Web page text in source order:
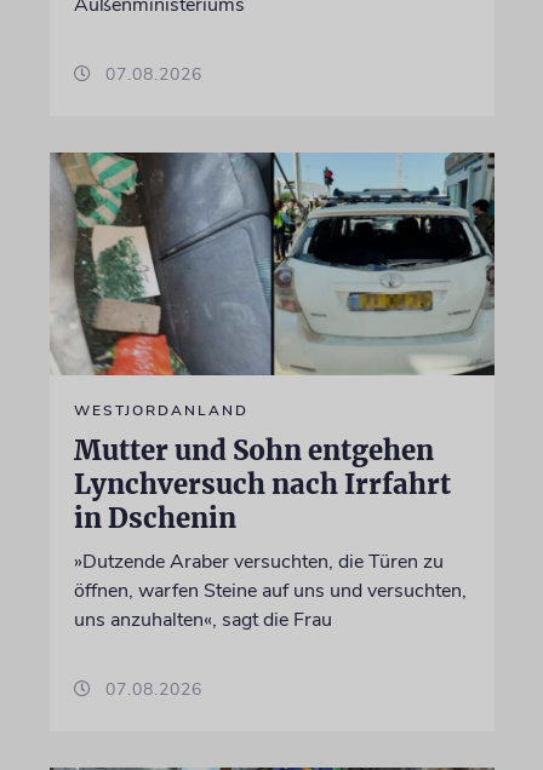
07.08.2026
WESTJORDANLAND
Mutter und Sohn entgehen
Lynchversuch nach Irrfahrt
in Dschenin
»Dutzende Araber versuchten, die Türen zu
öffnen, warfen Steine auf uns und versuchten,
uns anzuhalten«, sagt die Frau
07.08.2026